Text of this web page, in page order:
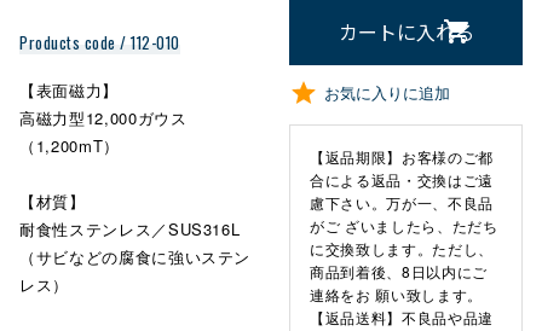
Products code / 112-010
【表面磁力】
高磁力型12,000ガウス
（1,200mT）
【材質】
耐食性ステンレス／SUS316L
（サビなどの腐食に強いステン
レス）
カートに入れる
お気に入りに追加
【返品期限】お客様のご都
合による返品・交換はご遠
慮下さい。万が一、不良品
がご ざいましたら、ただち
に交換致します。ただし、
商品到着後、8日以内にご
連絡をお 願い致します。
【返品送料】不良品や品違